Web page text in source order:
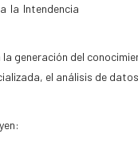
la Intendencia
la generación del
el análisis de